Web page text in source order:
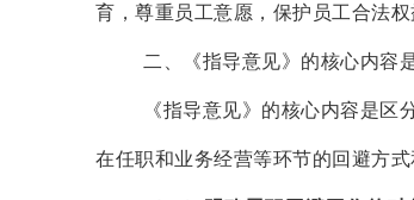
育，尊重员工意愿，保护员工合法
二、《指导意见》的核心内容
《指导意见》的核心内容是
在任职和业务经营等环节的回避方